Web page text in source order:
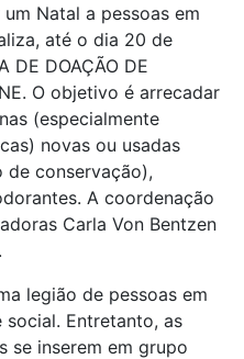
Natal a pessoas em
até o dia 20 de
DE DOAÇÃO DE
O objetivo é arrecadar
(especialmente
novas ou usadas
de conservação),
A coordenação
Carla Von Bentzen
legião de pessoas em
Entretanto, as
se inserem em grupo